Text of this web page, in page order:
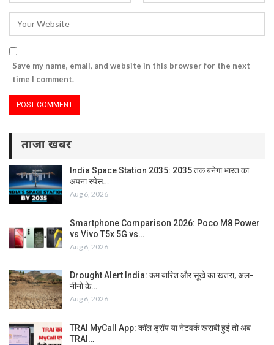
Save my name, email, and website in this browser for the next
time I comment.
ताजा खबर
India Space Station 2035: 2035 तक बनेगा भारत का
अपना स्पेस…
Aug 6, 2026
Smartphone Comparison 2026: Poco M8 Power
vs Vivo T5x 5G vs…
Aug 6, 2026
Drought Alert India: कम बारिश और सूखे का खतरा, अल-
नीनो के…
Aug 6, 2026
TRAI MyCall App: कॉल ड्रॉप या नेटवर्क खराबी हुई तो अब
TRAI…